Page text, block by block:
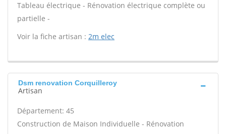
Tableau électrique - Rénovation électrique complète ou
partielle -
Voir la fiche artisan : 2m elec
Dsm renovation Corquilleroy
Artisan
Département: 45
Construction de Maison Individuelle - Rénovation